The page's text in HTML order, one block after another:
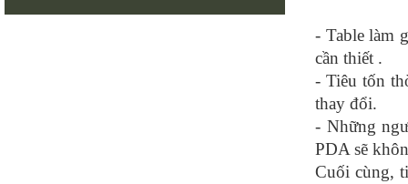
- Table làm
cần thiết .
- Tiêu tốn
thay đổi.
- Những
PDA sẽ
Cuối cùng,